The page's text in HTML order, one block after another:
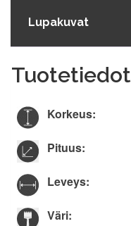
Lupakuvat
Tuotetiedot
Korkeus:
Pituus:
Leveys:
Väri: